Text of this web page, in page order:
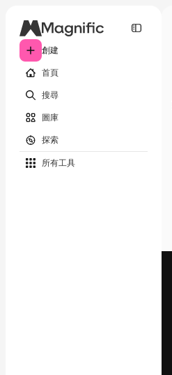
創建
首頁
搜尋
圖庫
探索
所有工具